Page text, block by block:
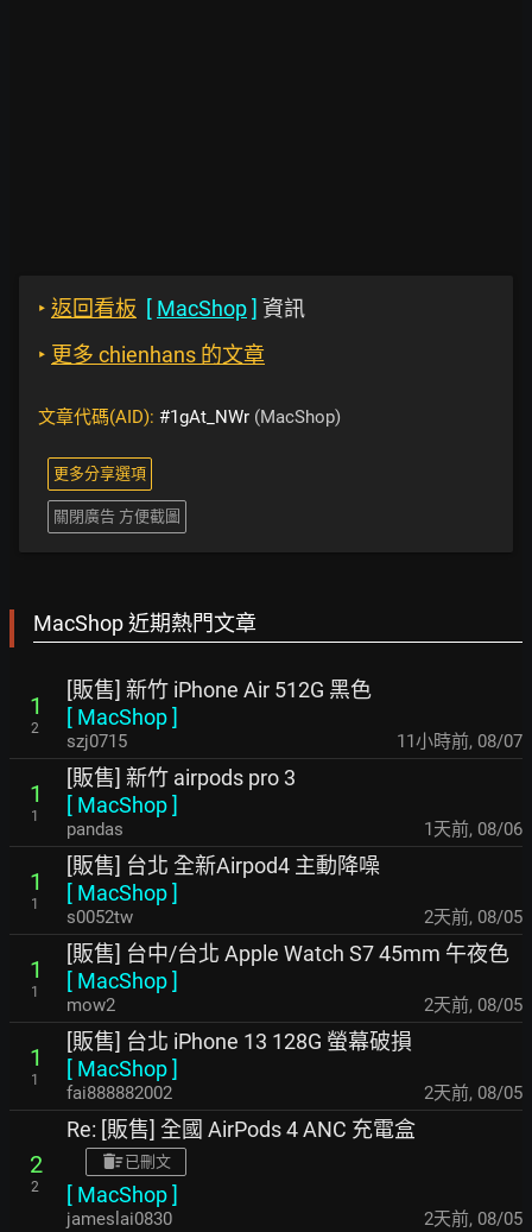
‣ 返回看板 [ MacShop] 資訊
‣ 更多 chienhans 的文章
文章代碼(AID): #1gAt_NWr (MacShop)
更多分享選項
關閉廣告 方便截圖
MacShop 近期熱門文章
1
2
[販售] 新竹 iPhone Air 512G 黑色
[ MacShop]
szj0715 11小時前, 08/07
1
1
[販售] 新竹 airpods pro 3
[ MacShop]
pandas 1天前, 08/06
1
1
[販售] 台北 全新Airpod4 主動降噪
[ MacShop]
s0052tw 2天前, 08/05
1
1
[販售] 台中/台北 Apple Watch S7 45mm 午夜色
[ MacShop]
mow2 2天前, 08/05
1
1
[販售] 台北 iPhone 13 128G 螢幕破損
[ MacShop]
fai888882002 2天前, 08/05
2
2
Re: [販售] 全國 AirPods 4 ANC 充電盒
已刪文
[ MacShop]
jameslai0830 2天前, 08/05